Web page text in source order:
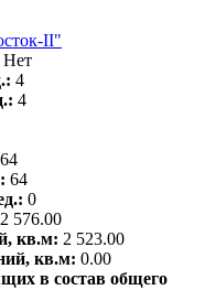
II"
Нет
4
4
64
64
0
2 576.00
кв.м: 2 523.00
кв.м: 0.00
в состав общего